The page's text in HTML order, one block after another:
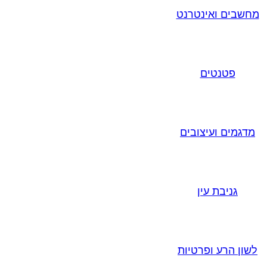
מחשבים ואינטרנט
פטנטים
מדגמים ועיצובים
גניבת עין
לשון הרע ופרטיות